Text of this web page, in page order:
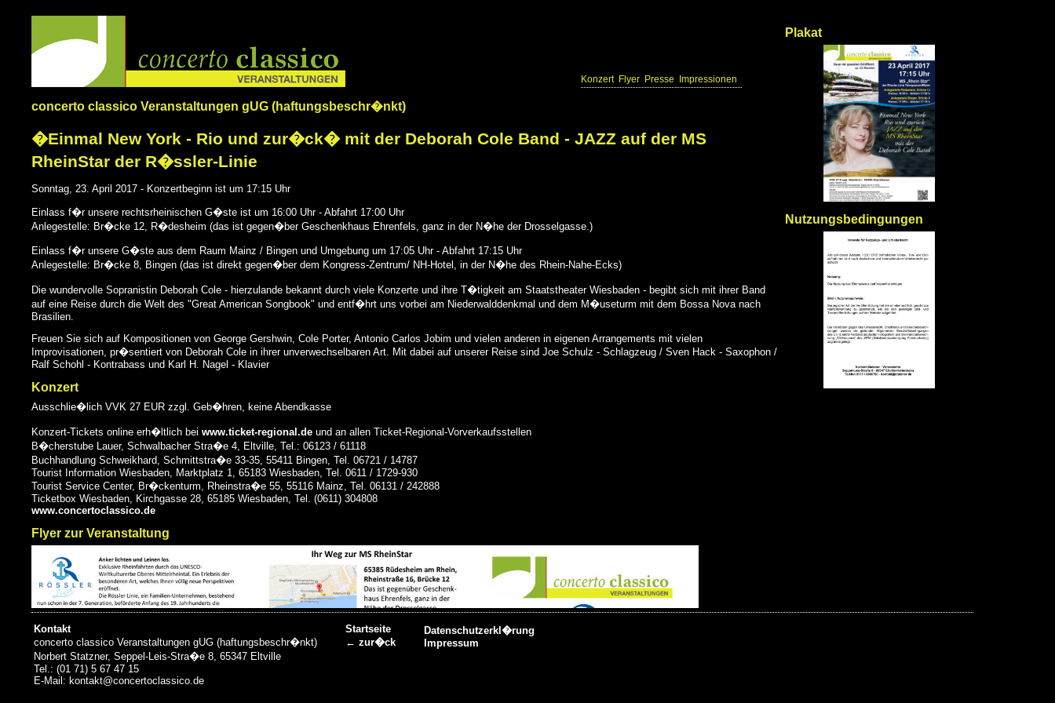
Kontakt
concerto classico Veranstaltungen gUG (haftungsbeschr�nkt)
Norbert Statzner, Seppel-Leis-Stra�e 8, 65347 Eltville
Tel.: (01 71) 5 67 47 15
E-Mail: kontakt@concertoclassico.de
Startseite
← zur�ck
Datenschutzerkl�rung
Impressum
Konzert Flyer Presse Impressionen
concerto classico Veranstaltungen gUG (haftungsbeschr�nkt)
�Einmal New York - Rio und zur�ck� mit der Deborah Cole Band - JAZZ auf der MS
RheinStar der R�ssler-Linie
Sonntag, 23. April 2017 - Konzertbeginn ist um 17:15 Uhr
Einlass f�r unsere rechtsrheinischen G�ste ist um 16:00 Uhr - Abfahrt 17:00 Uhr
Anlegestelle: Br�cke 12, R�desheim (das ist gegen�ber Geschenkhaus Ehrenfels, ganz in der N�he der Drosselgasse.)
Einlass f�r unsere G�ste aus dem Raum Mainz / Bingen und Umgebung um 17:05 Uhr - Abfahrt 17:15 Uhr
Anlegestelle: Br�cke 8, Bingen (das ist direkt gegen�ber dem Kongress-Zentrum/ NH-Hotel, in der N�he des Rhein-Nahe-Ecks)
Die wundervolle Sopranistin Deborah Cole - hierzulande bekannt durch viele Konzerte und ihre T�tigkeit am Staatstheater Wiesbaden - begibt sich mit ihrer Band
auf eine Reise durch die Welt des "Great American Songbook" und entf�hrt uns vorbei am Niederwalddenkmal und dem M�useturm mit dem Bossa Nova nach
Brasilien.
Freuen Sie sich auf Kompositionen von George Gershwin, Cole Porter, Antonio Carlos Jobim und vielen anderen in eigenen Arrangements mit vielen
Improvisationen, pr�sentiert von Deborah Cole in ihrer unverwechselbaren Art. Mit dabei auf unserer Reise sind Joe Schulz - Schlagzeug / Sven Hack - Saxophon /
Ralf Schohl - Kontrabass und Karl H. Nagel - Klavier
Konzert
Ausschlie�lich VVK 27 EUR zzgl. Geb�hren, keine Abendkasse
Konzert-Tickets online erh�ltlich bei www.ticket-regional.de und an allen Ticket-Regional-Vorverkaufsstellen
B�cherstube Lauer, Schwalbacher Stra�e 4, Eltville, Tel.: 06123 / 61118
Buchhandlung Schweikhard, Schmittstra�e 33-35, 55411 Bingen, Tel. 06721 / 14787
Tourist Information Wiesbaden, Marktplatz 1, 65183 Wiesbaden, Tel. 0611 / 1729-930
Tourist Service Center, Br�ckenturm, Rheinstra�e 55, 55116 Mainz, Tel. 06131 / 242888
Ticketbox Wiesbaden, Kirchgasse 28, 65185 Wiesbaden, Tel. (0611) 304808
www.concertoclassico.de
Flyer zur Veranstaltung
Plakat
Nutzungsbedingungen